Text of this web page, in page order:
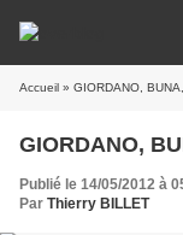
Accueil » GIORDANO,
GIORDANO,
Publié le 14/05/2012 à
Par Thierry BILLET